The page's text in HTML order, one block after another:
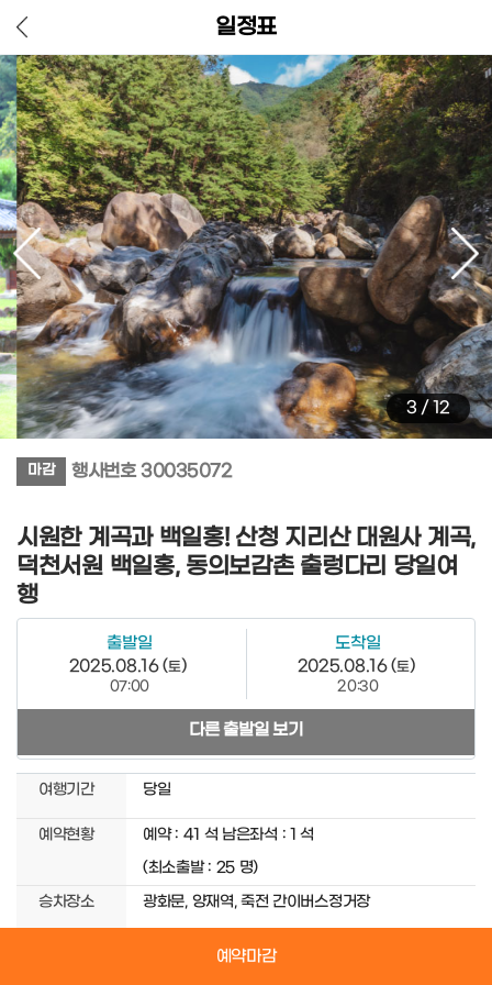
일정표
4 / 12
마감 행사번호 30035072
시원한 계곡과 백일홍! 산청 지리산 대원사 계곡,
덕천서원 백일홍, 동의보감촌 출렁다리 당일여
행
출발일
2025.08.16 (토)
07:00
도착일
2025.08.16 (토)
20:30
다른 출발일 보기
여행기간 당일
예약현황 예약 : 41 석 남은좌석 : 1 석
(최소출발 : 25 명)
승차장소
광화문, 양재역, 죽전 간이버스정거장
예약마감